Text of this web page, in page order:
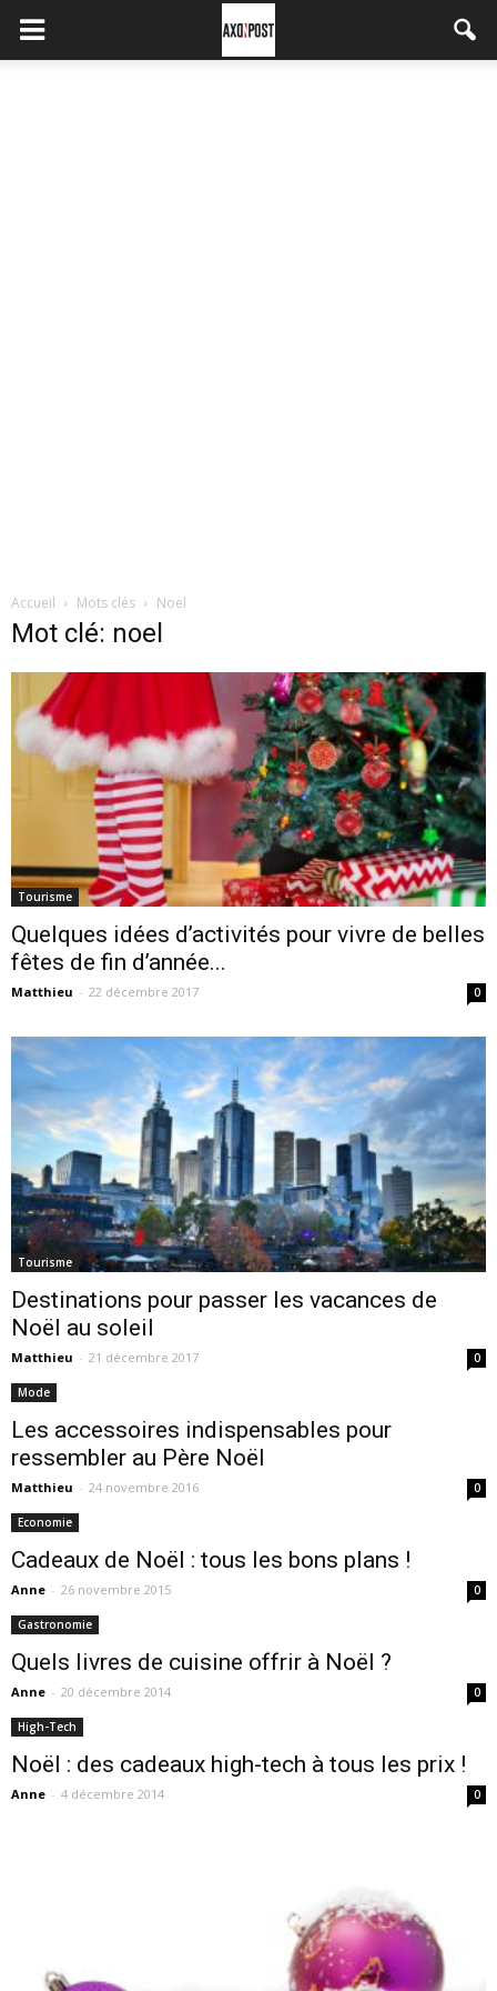
Accueil Mots clés Noel
Mot clé: noel
Tourisme
Quelques idées d’activités pour vivre de belles
fêtes de fin d’année...
Matthieu - 22 décembre 2017 0
Tourisme
Destinations pour passer les vacances de
Noël au soleil
Matthieu - 21 décembre 2017 0
Mode
Les accessoires indispensables pour
ressembler au Père Noël
Matthieu - 24 novembre 2016 0
Economie
Cadeaux de Noël : tous les bons plans !
Anne - 26 novembre 2015 0
Gastronomie
Quels livres de cuisine offrir à Noël ?
Anne - 20 décembre 2014 0
High-Tech
Noël : des cadeaux high-tech à tous les prix !
Anne - 4 décembre 2014 0